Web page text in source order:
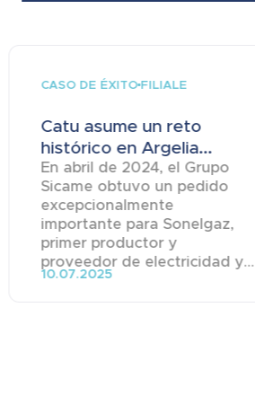
CASO DE ÉXITOFILIALE
Catu asume un reto
histórico en Argelia...
En abril de 2024, el Grupo
Sicame obtuvo un pedido
excepcionalmente
importante para Sonelgaz,
primer productor y
proveedor de electricidad y...
10.07.2025